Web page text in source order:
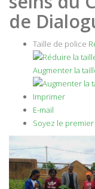
de
Taille de police
Augmenter la
Imprimer
E-mail
Soyez le